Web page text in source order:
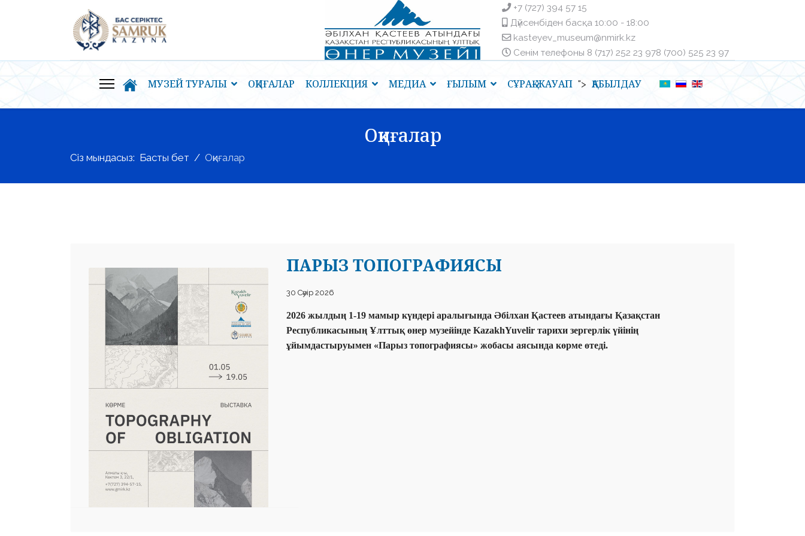
+7 (727) 394 57 15
Дүйсенбіден басқа ㅤ10:00 - 18:00
kasteyev_museum@nmirk.kz
Сенім телефоныㅤ 8 (717) 252 23 97ㅤ8 (700) 525 23 97
МУЗЕЙ ТУРАЛЫ ОҚИҒАЛАР КОЛЛЕКЦИЯ МЕДИА ҒЫЛЫМ СҰРАҚ-ЖАУАП "> ҚАБЫЛДАУ
Оқиғалар
Сіз мындасыз: Басты бет Оқиғалар
ПАРЫЗ ТОПОГРАФИЯСЫ
30 Сәуір 2026
2026 жылдың 1-19 мамыр күндері аралығында Әбілхан Қастеев атындағы Қазақстан
Республикасының Ұлттық өнер музейінде KazakhYuvelir тарихи зергерлік үйінің
ұйымдастыруымен «Парыз топографиясы» жобасы аясында көрме өтеді.